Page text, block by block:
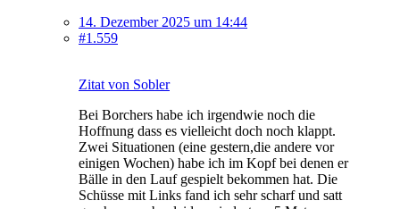
14. Dezember 2025 um 14:44
#1.559
Zitat von Sobler
Bei Borchers habe ich irgendwie noch die
Hoffnung dass es vielleicht doch noch klappt.
Zwei Situationen (eine gestern,die andere vor
einigen Wochen) habe ich im Kopf bei denen er
Bälle in den Lauf gespielt bekommen hat. Die
Schüsse mit Links fand ich sehr scharf und satt